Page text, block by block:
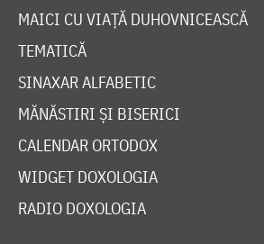
MAICI CU VIAȚĂ DUHOVNICEASCĂ
TEMATICĂ
SINAXAR ALFABETIC
MĂNĂSTIRI ȘI BISERICI
CALENDAR ORTODOX
WIDGET DOXOLOGIA
RADIO DOXOLOGIA